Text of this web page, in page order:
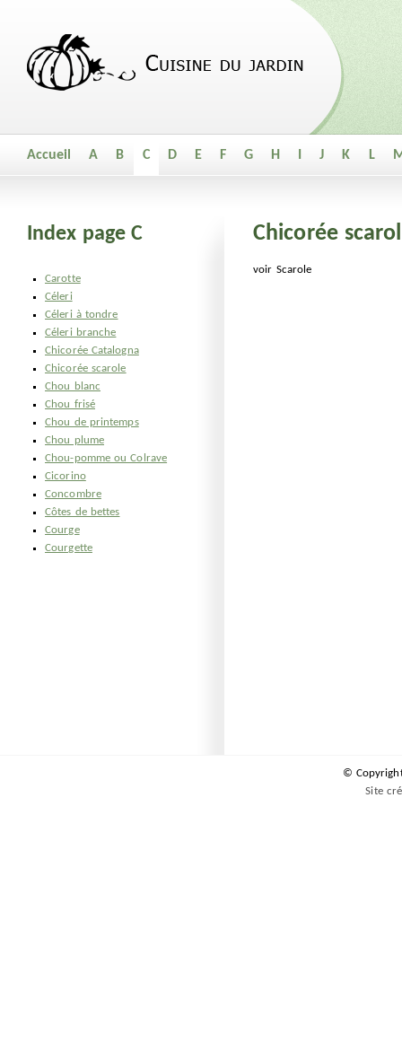
Accueil A B C D E F G H J K L
Index page C
Carotte
Céleri
Céleri à tondre
Céleri branche
Chicorée Catalogna
Chicorée scarole
Chou blanc
Chou frisé
Chou de printemps
Chou plume
Chou-pomme ou Colrave
Cicorino
Concombre
Côtes de bettes
Courge
Courgette
Chicorée
voir Scarole
©
Site